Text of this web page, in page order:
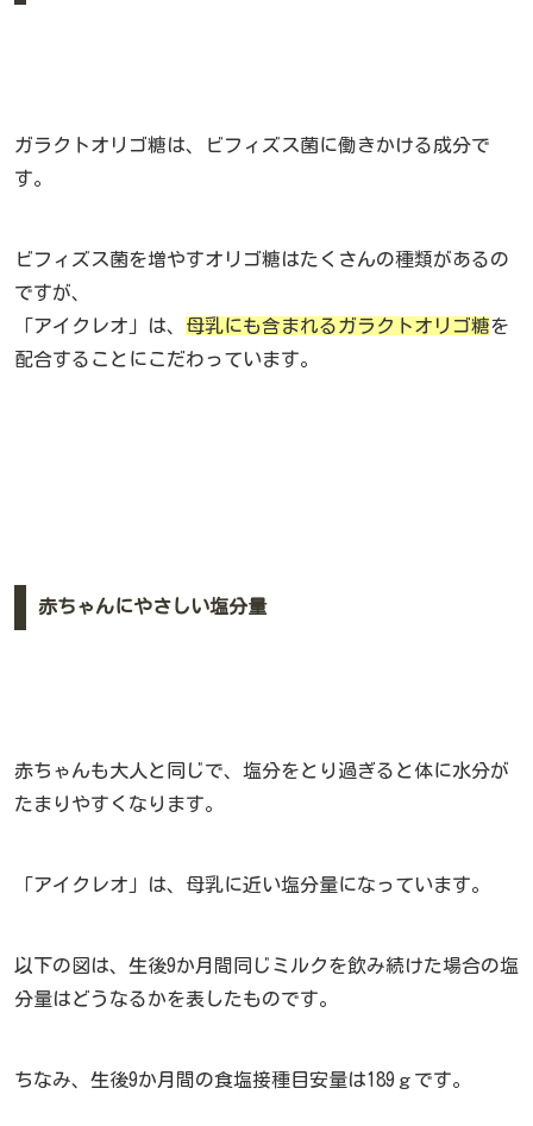
ガラクトオリゴ糖は、ビフィズス菌に働きかける成分で
す。
ビフィズス菌を増やすオリゴ糖はたくさんの種類があるの
ですが、
「アイクレオ」は、 母乳にも含まれるガラクトオリゴ糖を
配合することにこだわっています。
赤ちゃんにやさしい塩分量
赤ちゃんも大人と同じで、塩分をとり過ぎると体に水分が
たまりやすくなります。
「アイクレオ」は、母乳に近い塩分量になっています。
以下の図は、生後9か月間同じミルクを飲み続けた場合の塩
分量はどうなるかを表したものです。
ちなみ、生後9か月間の食塩接種目安量は189ｇです。